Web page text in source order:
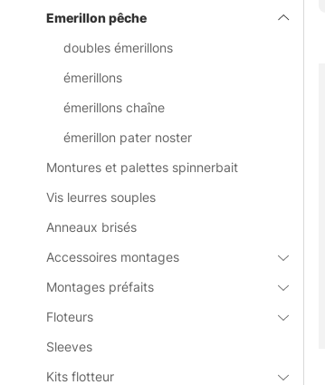
Emerillon pêche
doubles émerillons
émerillons
émerillons chaîne
émerillon pater noster
Montures et palettes spinnerbait
Vis leurres souples
Anneaux brisés
Accessoires montages
Montages préfaits
Floteurs
Sleeves
Kits flotteur